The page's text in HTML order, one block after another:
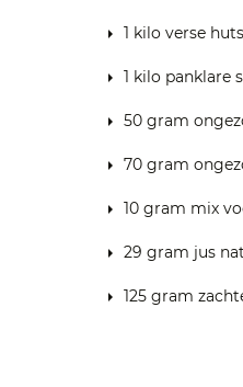
1 kilo verse
1 kilo panklare
50 gram
70 gram
10 gram mix
29 gram jus
125 gram